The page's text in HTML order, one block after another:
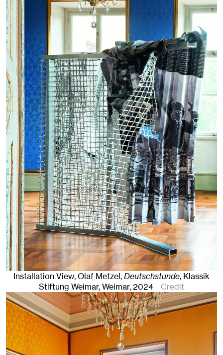
Installation View, Olaf Metzel,Deutschstunde, Klassik
Stiftung Weimar,Weimar, 2024 Credit